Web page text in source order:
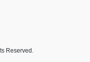
Reserved.